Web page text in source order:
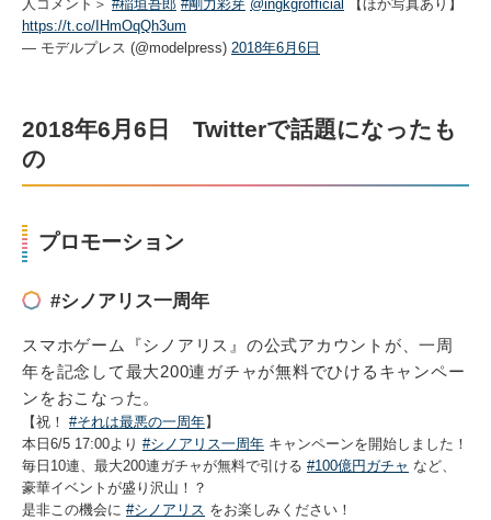
人コメント＞ #稲垣吾郎 #剛力彩芽 @ingkgrofficial
【ほか写真あり】
https://t.co/IHmOqQh3um
— モデルプレス (@modelpress) 2018年6月6日
2018年6月6日 Twitterで話題になったも
の
プロモーション
#シノアリス一周年
スマホゲーム『シノアリス』の公式アカウントが、一周
年を記念して最大200連ガチャが無料でひけるキャンペー
ンをおこなった。
【祝！ #それは最悪の一周年】
本日6/5 17:00より #シノアリス一周年 キャンペーンを開始しました！
毎日10連、最大200連ガチャが無料で引ける #100億円ガチャ など、
豪華イベントが盛り沢山！？
是非この機会に #シノアリス をお楽しみください！